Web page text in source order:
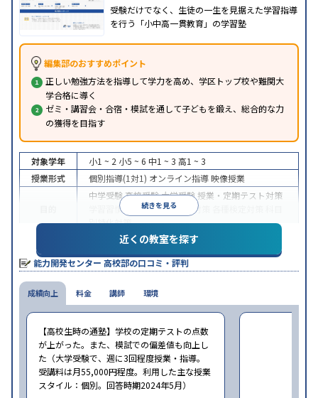
受験だけでなく、生徒の一生を見据えた学習指導
を行う「小中高一貫教育」の学習塾
編集部のおすすめポイント
正しい勉強方法を指導して学力を高め、学区トップ校や難関大
学合格に導く
ゼミ・講習会・合宿・模試を通して子どもを鍛え、総合的な力
の獲得を目指す
続きを見る
対象学年 小1 ~ 2 小5 ~ 6 中1 ~ 3 高1 ~ 3
授業形式
個別指導(1対1) オンライン指導映像授業
中学受験高校受験大学受験 授業・定期テスト対策
学習習慣の定着学校別特化対策
別特化対策
授業の振替可能学習にPC・タブレットを利用
ライン対応1科目から受講可能
※2024年6月調査。大学受験塾・予備校のアンケート調査方法を参照
近くの教室を探す
能力開発センター 高校部の口コミ・評判
成績向上
【高校生時の通塾】学校の定期テストの点数
が上がった。また、模試での偏差値も向上し
た（大学受験で、週に3回程度授業・指導。
受講料は月55,000円程度。利用した主な授業
スタイル：個別。回答時期2024年5月）
料金 講師 環境